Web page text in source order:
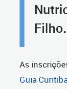
Filho.
As
Guia